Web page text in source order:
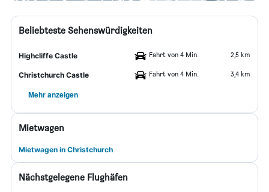
Beliebteste Sehenswürdigkeiten
Highcliffe Castle Fahrt von 4 Min. 2,5 km
Christchurch Castle Fahrt von 4 Min. 3,4 km
Mehr anzeigen
Mietwagen
Mietwagen in Christchurch
Nächstgelegene Flughäfen